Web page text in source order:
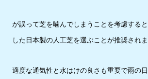
が誤って芝を噛んでしまうことを考慮する
した日本製の人工芝を選ぶことが推奨されま
適度な通気性と水はけの良さも重要で雨の